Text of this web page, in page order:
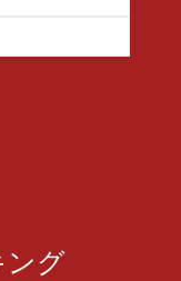
ング